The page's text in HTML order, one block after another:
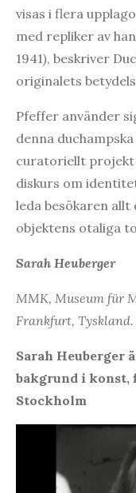
visas i flera
med repliker av
1941), beskriver
originalets
Pfeffer använder
denna
curatoriellt projekt
diskurs om
leda besökaren
objektens otaliga
Sarah Heuberger
MMK, Museum für
Frankfurt, Tyskland.
Sarah Heuberger
bakgrund i konst,
Stockholm